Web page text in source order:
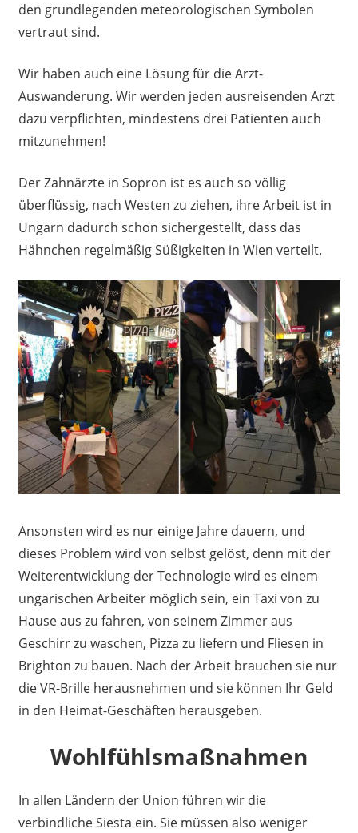
den grundlegenden meteorologischen Symbolen
vertraut sind.
Wir haben auch eine Lösung für die Arzt-
Auswanderung. Wir werden jeden ausreisenden Arzt
dazu verpflichten, mindestens drei Patienten auch
mitzunehmen!
Der Zahnärzte in Sopron ist es auch so völlig
überflüssig, nach Westen zu ziehen, ihre Arbeit ist in
Ungarn dadurch schon sichergestellt, dass das
Hähnchen regelmäßig Süßigkeiten in Wien verteilt.
Ansonsten wird es nur einige Jahre dauern, und
dieses Problem wird von selbst gelöst, denn mit der
Weiterentwicklung der Technologie wird es einem
ungarischen Arbeiter möglich sein, ein Taxi von zu
Hause aus zu fahren, von seinem Zimmer aus
Geschirr zu waschen, Pizza zu liefern und Fliesen in
Brighton zu bauen. Nach der Arbeit brauchen sie nur
die VR-Brille herausnehmen und sie können Ihr Geld
in den Heimat-Geschäften herausgeben.
Wohlfühlsmaßnahmen
In allen Ländern der Union führen wir die
verbindliche Siesta ein. Sie müssen also weniger